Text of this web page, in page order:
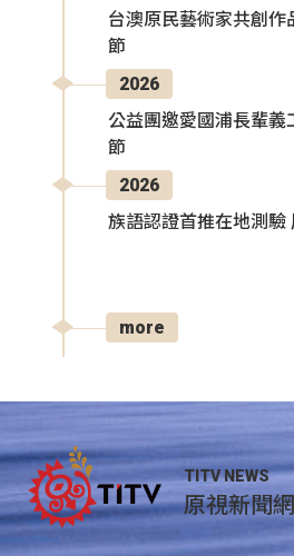
台澳原民藝術家共創作
節
2026
公益團邀愛國浦長輩義
節
2026
族語認證首推在地測驗
more
TITV NEWS
原視新聞網